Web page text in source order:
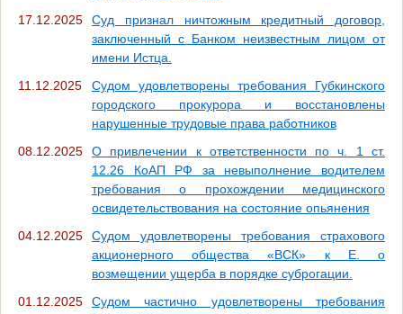
17.12.2025
Суд признал ничтожным кредитный договор,
заключенный с Банком неизвестным лицом от
имени Истца.
11.12.2025
Судом удовлетворены требования Губкинского
городского прокурора и восстановлены
нарушенные трудовые права работников
08.12.2025
О привлечении к ответственности по ч. 1 ст.
12.26 КоАП РФ за невыполнение водителем
требования о прохождении медицинского
освидетельствования на состояние опьянения
04.12.2025
Судом удовлетворены требования страхового
акционерного общества «ВСК» к Е. о
возмещении ущерба в порядке суброгации.
01.12.2025
Судом частично удовлетворены требования